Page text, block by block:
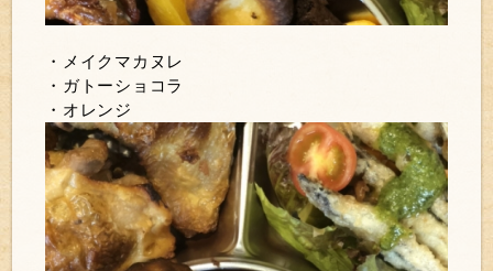
・メイクマカヌレ
・ガトーショコラ
・オレンジ